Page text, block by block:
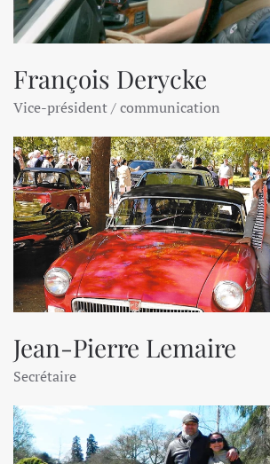
François Derycke
Vice-président / communication
Jean-Pierre Lemaire
Secrétaire